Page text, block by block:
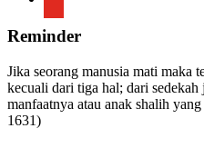
Reminder
Jika seorang manusia mati maka
kecuali dari tiga hal; dari
manfaatnya atau anak shalih
1631)